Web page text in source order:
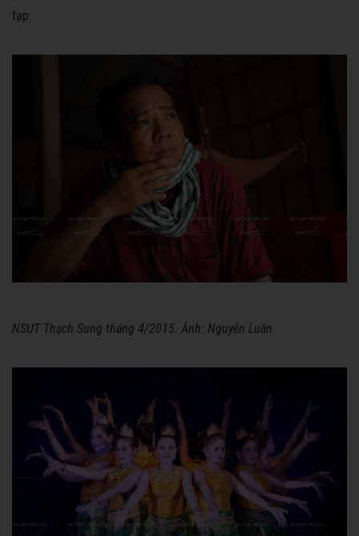
tạp.
NSƯT Thạch Sung tháng 4/2015. Ảnh: Nguyễn Luân